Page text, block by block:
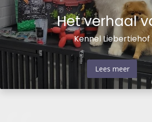
Het verhaal
Kennel Liebertiehof
Lees meer